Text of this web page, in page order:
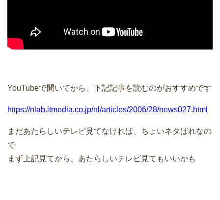
YouTubeで聞いてから、下記記事を読むのがおすすめです
https://nlab.itmedia.co.jp/nl/articles/2006/28/news027.html
まだあたらしいテレビ見てなければ、ちょいネタばれなの
で
まず上記見てから、あたらしいテレビ見てもいいかも